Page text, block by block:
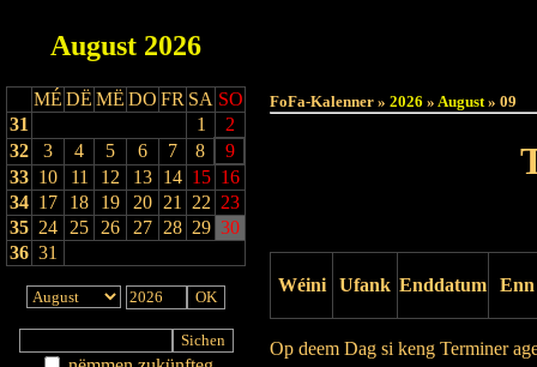
August 2026
MÉ DË MË DO FR SA SO
31
1
2
32
3 4 5 6 7 8
9
33 10 11 12 13 14 15 16
34 17 18 19 20 21 22 23
35 24 25 26 27 28 29 30
36 31
FoFa-Kalenner » 2026 » August» 09
Wéini Ufank Enddatum Enn
Op deem Dag si keng Terminer